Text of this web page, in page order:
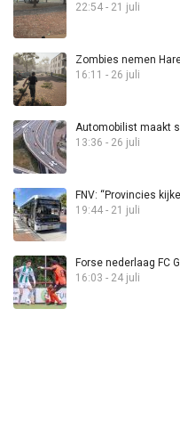
22:54 - 21 juli
Zombies nemen
16:11 - 26 juli
Automobilist maakt
13:36 - 26 juli
FNV: “Provincies
19:44 - 21 juli
Forse nederlaag FC
16:03 - 24 juli